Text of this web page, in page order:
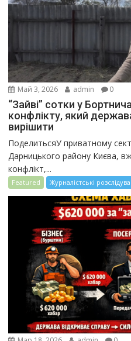
Май 3, 2026 admin 0
“Зайві” сотки у
конфлікту, який
вирішити
ПоделитьсяУ приватному
Дарницького району Києва,
конфлікт,...
Featured Журналістські